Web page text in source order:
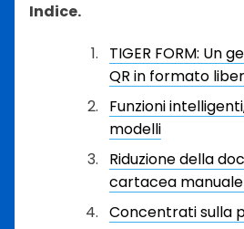
Indice.
TIGER FORM: Un
QR in formato
Funzioni
modelli
Riduzione della
cartacea
Concentrati sulla